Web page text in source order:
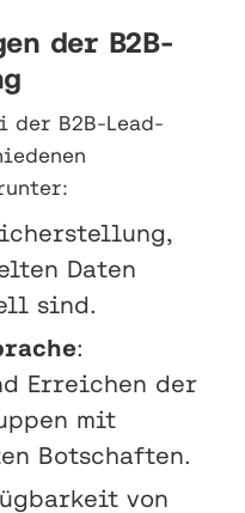
der B2B-
der B2B-Lead-
Daten
sind.
:
Erreichen der
mit
Botschaften.
von